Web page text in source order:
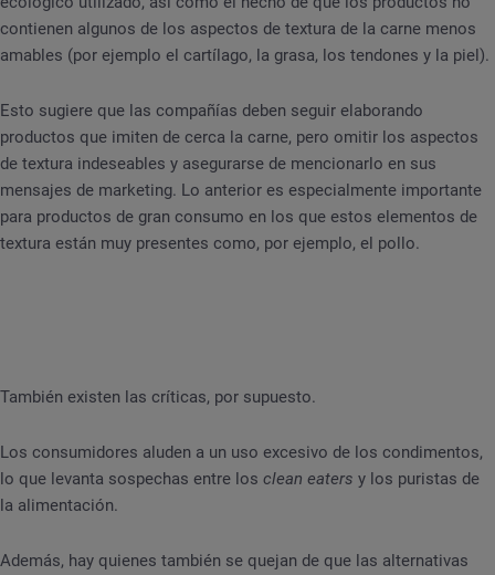
contienen algunos de los aspectos de textura de la carne menos
amables (por ejemplo el cartílago, la grasa, los tendones y la piel).
Esto sugiere que las compañías deben seguir elaborando
productos que imiten de cerca la carne, pero omitir los aspectos
de textura indeseables y asegurarse de mencionarlo en sus
mensajes de marketing. Lo anterior es especialmente importante
para productos de gran consumo en los que estos elementos de
textura están muy presentes como, por ejemplo, el pollo.
También existen las críticas, por supuesto.
Los consumidores aluden a un uso excesivo de los condimentos,
lo que levanta sospechas entre los clean eaters y los puristas de
la alimentación.
Además, hay quienes también se quejan de que las alternativas